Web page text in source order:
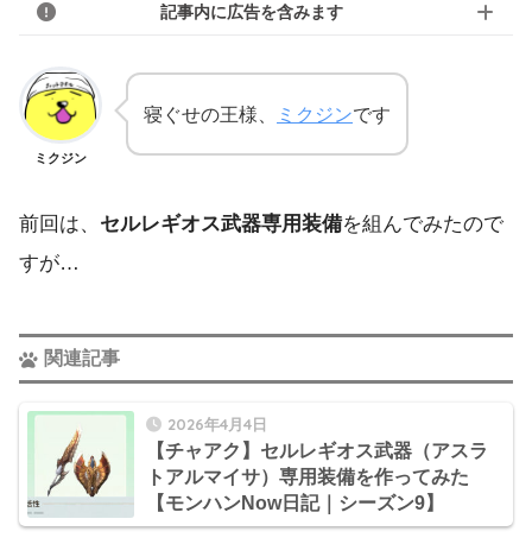
記事内に広告を含みます
ミクジン
寝ぐせの王様、 ミクジンです
前回は、 セルレギオス武器専用装備を組んでみたので
すが…
関連記事
2026年4月4日
【チャアク】セルレギオス武器（アスラ
トアルマイサ）専用装備を作ってみた
【モンハンNow日記｜シーズン9】